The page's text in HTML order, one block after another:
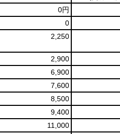
0円
0
2,250
2,900
6,900
7,600
8,500
9,400
11,000